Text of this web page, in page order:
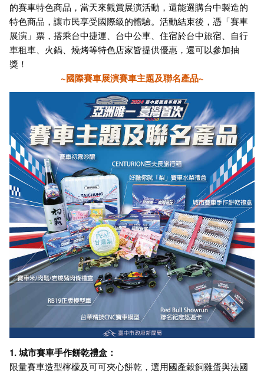
的賽車特色商品，當天來觀賞展演活動，還能選購台中製造的
特色商品，讓市民享受國際級的體驗。活動結束後，憑「賽車
展演」票，搭乘台中捷運、台中公車、住宿於台中旅宿、自行
車租車、火鍋、燒烤等特色店家皆提供優惠，還可以參加抽
獎！
~國際賽車展演賽車主題及聯名產品~
1. 城市賽車手作餅乾禮盒：
限量賽車造型檸檬及可可夾心餅乾，選用國產穀飼雞蛋與法國